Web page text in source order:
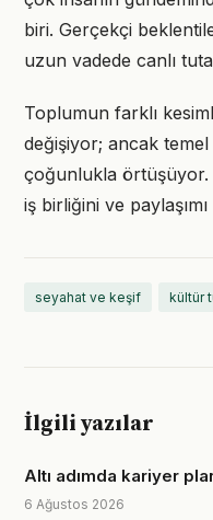
biri. Gerçekçi
uzun vadede canlı
Toplumun farklı
değişiyor; ancak
çoğunlukla örtüşüyor.
iş birliğini ve
seyahat ve keşif kültür
İlgili yazılar
Altı adımda kariyer
6 Ağustos 2026